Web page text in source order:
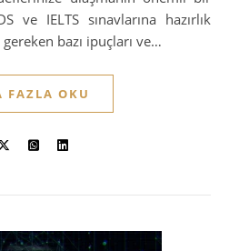
ve IELTS sınavlarına hazırlık
bazı ipuçları ve…
FAZLA OKU